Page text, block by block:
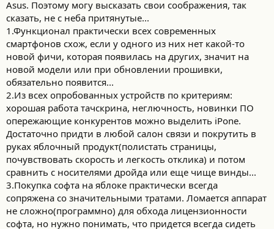
Asus. Поэтому могу высказать свои соображения, так
сказать, не с неба притянутые...
1.Функционал практически всех современных
смартфонов схож, если у одного из них нет какой-то
новой фичи, которая появилась на других, значит на
новой модели или при обновлении прошивки,
обязательно появится...
2.Из всех опробованных устройств по критериям:
хорошая работа тачскрина, неглючность, новинки ПО
опережающие конкурентов можно выделить iPone.
Достаточно придти в любой салон связи и покрутить в
руках яблочный продукт(полистать страницы,
почувствовать скорость и легкость отклика) и потом
сравнить с носителями дройда или еще чище винды...
3.Покупка софта на яблоке практически всегда
сопряжена со значительными тратами. Ломается аппарат
не сложно(программно) для обхода лицензионности
софта, но нужно понимать, что придется всегда сидеть